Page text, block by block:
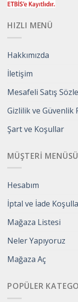
HIZLI MENÜ
Hakkımızda
İletişim
Mesafeli Satış
Gizlilik ve Güvenlik
Şart ve Koşullar
MÜŞTERI MENÜSÜ
Hesabım
İptal ve İade
Mağaza Listesi
Neler Yapıyoruz
Mağaza Aç
POPÜLER